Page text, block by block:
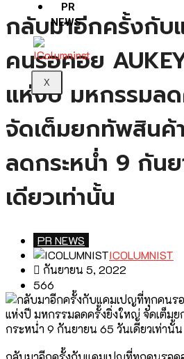
PR
NEWS
X
กลับมาอีกครั้งกั
คนรอคอย
แห่งปี มหกรรมล
จัดเต็มยกทัพสิน
ลดกระหน่ำ 9 กัน
เดียวเท่านั้น
PR NEWS
ICOLUMNIST
กันยายน 5, 2022
566